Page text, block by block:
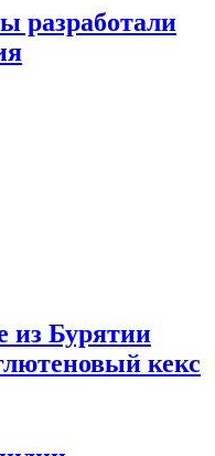
разработали
из Бурятии
кекс